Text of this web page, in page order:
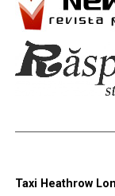
Taxi Heathrow